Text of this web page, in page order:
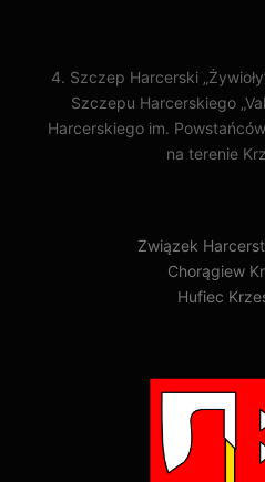
4. Szczep Harcerski
Szczepu Harcerskiego
Harcerskiego im.
na terenie
Związek
Chorągiew
Hufiec